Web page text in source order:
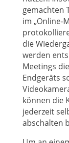
gemachten
im „Online-
die
werden
Meetings
Endgeräts
können die
jederzeit
abschalten